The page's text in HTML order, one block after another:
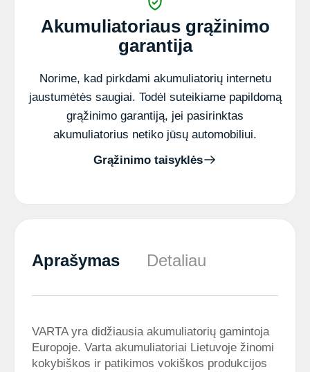
Akumuliatoriaus grąžinimo
garantija
Norime, kad pirkdami akumuliatorių internetu
jaustumėtės saugiai. Todėl suteikiame papildomą
grąžinimo garantiją, jei pasirinktas
akumuliatorius netiko jūsų automobiliui.
Grąžinimo taisyklės
Aprašymas Detaliau
VARTA yra didžiausia akumuliatorių gamintoja
Europoje. Varta akumuliatoriai Lietuvoje žinomi
kokybiškos ir patikimos vokiškos produkcijos